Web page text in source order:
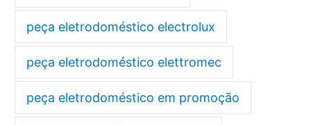
peça eletrodoméstico electrolux
peça eletrodoméstico elettromec
peça eletrodoméstico em promoção